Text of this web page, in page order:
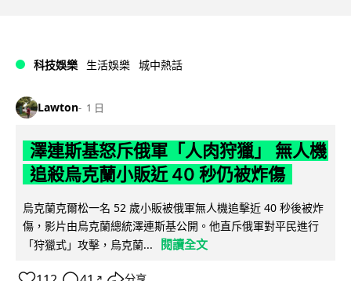
科技娛樂 生活娛樂 城中熱話
Lawton 1 日
澤連斯基怒斥俄軍「人肉狩獵」 無人機
追殺烏克蘭小販近 40 秒仍被炸傷
烏克蘭克爾松一名 52 歲小販被俄軍無人機追擊近 40 秒後被炸
傷，影片由烏克蘭總統澤連斯基公開。他直斥俄軍對平民進行
「狩獵式」攻擊，烏克蘭...
閱讀全文